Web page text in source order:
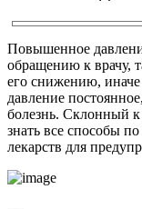
Повышенное
обращению к врачу,
его снижению, иначе
давление
болезнь. Склонный к
знать все способы
лекарств для